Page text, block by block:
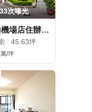
次曝光
住商嚴選★松山機場店住辦一樓-空屋好約看合意協助您談價速洽!
45.63坪
/坪